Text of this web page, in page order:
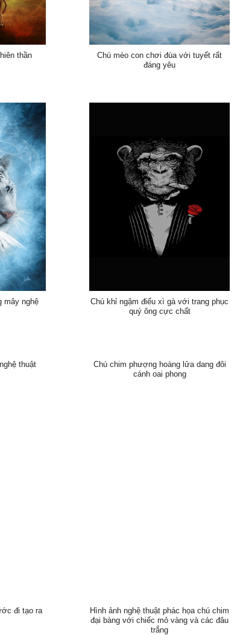
thần
Chú mèo con chơi đùa với tuyết rất
đáng yêu
mây nghệ
Chú khỉ ngậm điếu xì gà với trang phục
quý ông cực chất
Chú chim phượng hoàng lửa dang đôi
cánh oai phong
đi tạo ra
Hình ảnh nghệ thuật phác họa chú chim
đại bàng với chiếc mỏ vàng và các đâu
trắng